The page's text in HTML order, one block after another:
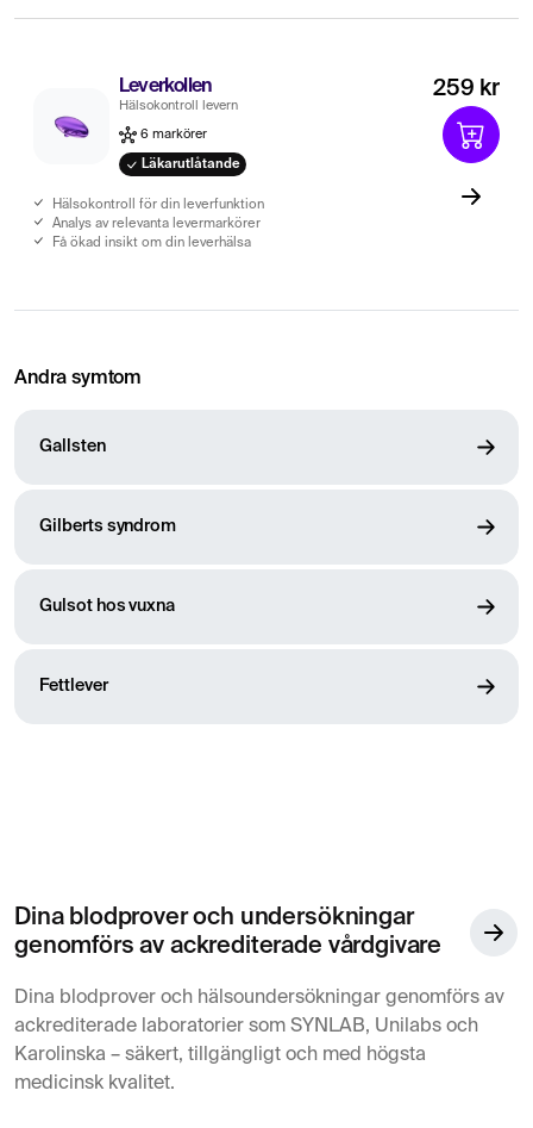
Leverkollen
Hälsokontroll levern
6 markörer
Läkarutlåtande
Hälsokontroll för din leverfunktion
Analys av relevanta levermarkörer
Få ökad insikt om din leverhälsa
259 kr
Andra symtom
Gallsten
Gilberts syndrom
Gulsot hos vuxna
Fettlever
Dina blodprover och undersökningar
genomförs av ackrediterade vårdgivare
Dina blodprover och hälsoundersökningar genomförs av
ackrediterade laboratorier som SYNLAB, Unilabs och
Karolinska – säkert, tillgängligt och med högsta
medicinsk kvalitet.